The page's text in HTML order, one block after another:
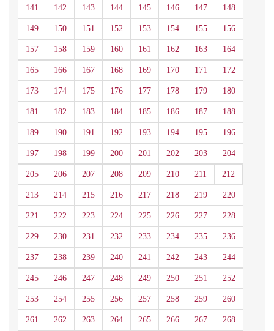
141 142 143 144 145 146 147 148
149 150 151 152 153 154 155 156
157 158 159 160 161 162 163 164
165 166 167 168 169 170 171 172
173 174 175 176 177 178 179 180
181 182 183 184 185 186 187 188
189 190 191 192 193 194 195 196
197 198 199 200 201 202 203 204
205 206 207 208 209 210 211 212
213 214 215 216 217 218 219 220
221 222 223 224 225 226 227 228
229 230 231 232 233 234 235 236
237 238 239 240 241 242 243 244
245 246 247 248 249 250 251 252
253 254 255 256 257 258 259 260
261 262 263 264 265 266 267 268